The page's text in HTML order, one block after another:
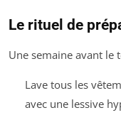
Le rituel de
Une semaine avant le
Lave tous les
avec une lessive